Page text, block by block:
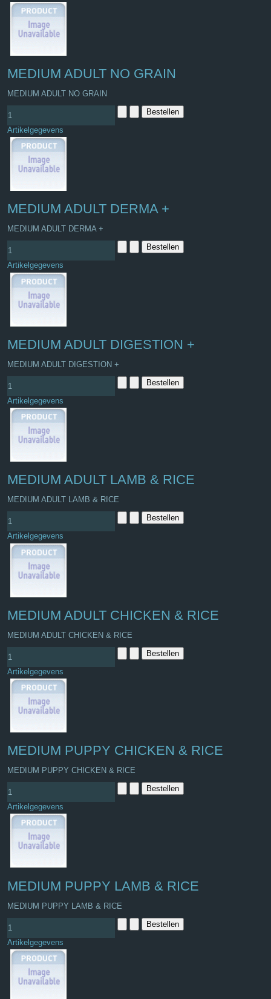
MEDIUM ADULT NO GRAIN
MEDIUM ADULT NO GRAIN
Artikelgegevens
MEDIUM ADULT DERMA +
MEDIUM ADULT DERMA +
Artikelgegevens
MEDIUM ADULT DIGESTION +
MEDIUM ADULT DIGESTION +
Artikelgegevens
MEDIUM ADULT LAMB & RICE
MEDIUM ADULT LAMB & RICE
Artikelgegevens
MEDIUM ADULT CHICKEN & RICE
MEDIUM ADULT CHICKEN & RICE
Artikelgegevens
MEDIUM PUPPY CHICKEN & RICE
MEDIUM PUPPY CHICKEN & RICE
Artikelgegevens
MEDIUM PUPPY LAMB & RICE
MEDIUM PUPPY LAMB & RICE
Artikelgegevens